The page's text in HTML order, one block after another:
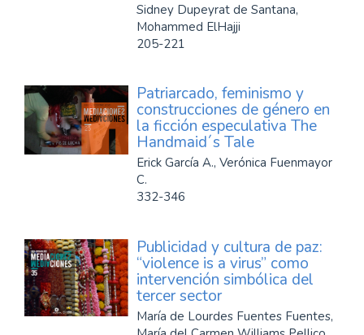
Sidney Dupeyrat de Santana,
Mohammed ElHajji
205-221
Patriarcado, feminismo y
construcciones de género en
la ficción especulativa The
Handmaid´s Tale
Erick García A., Verónica Fuenmayor
C.
332-346
Publicidad y cultura de paz:
“violence is a virus” como
intervención simbólica del
tercer sector
María de Lourdes Fuentes Fuentes,